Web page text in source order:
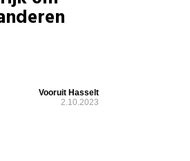
Vooruit Hasselt
2.10.2023